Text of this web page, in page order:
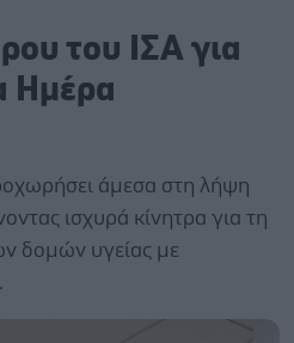
του ΙΣΑ για
Ημέρα
άμεσα στη λήψη
ισχυρά κίνητρα για τη
δομών υγείας με